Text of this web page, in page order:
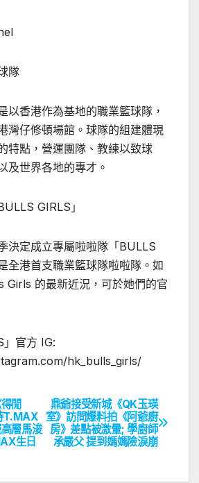
隊
以香港作為基地的職業籃球隊，
灣仔修頓場館。球隊的組建體現
特點，營運團隊、教練以致球
及世界各地的專才。
GIRLS」
決定成立專屬啦啦隊「BULLS
全港首支職業籃球隊啦啦隊。如
Girls 的最新近況，可於她們的官
」官方 IG:
hk_bulls_girls/
鼎爺接受新城《QK玉瑛
室》訪問爆料拍《阿爺廚
房》差點被激暈; 學廚師
承嚴父 提到媽媽險淚崩
閒
T.MAX
層馬浚
生日